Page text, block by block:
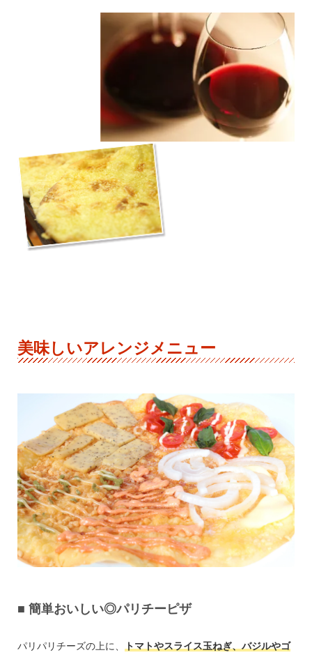
美味しいアレンジメニュー
■ 簡単おいしい◎パリチーピザ
パリパリチーズの上に、 トマトやスライス玉ねぎ、バジルやゴ